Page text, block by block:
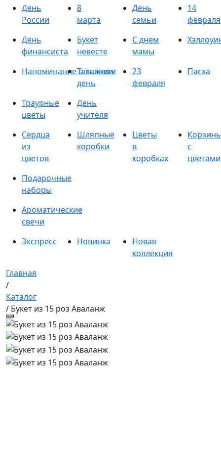
День
России
8
марта
День
семьи
14
февраля
День
финансиста
Букет
невесте
С днем
мамы
Напоминание о важном
Татьянин
день
23
февраля
Пасха
Траурные
цветы
День
учителя
Сердца
из
цветов
Шляпные
коробки
Цветы
в
коробках
с
цветами
Подарочные
наборы
Ароматические
свечи
Экспресс
Новинка
Новая
коллекция
Главная
/
Каталог
/ Букет из 15 роз Аваланж